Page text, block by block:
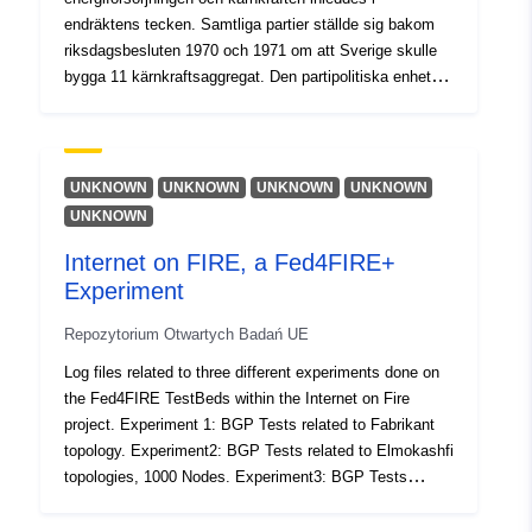
endräktens tecken. Samtliga partier ställde sig bakom
riksdagsbesluten 1970 och 1971 om att Sverige skulle
bygga 11 kärnkraftsaggregat. Den partipolitiska enheten
Oljekrisen satte ett halvår senare energifrågorna i
centrum för den politiska debatten och en intensiv
opinionsbildningsprocess inleddes. De politiska partierna
rådslagsverksamhet med sina medlemmar för att
informera om energiproblemen och pejla
partiernas energipolitiska program. I maj 1975, när
riksdagen fattade beslut om energiplanen för den
närmaste 10-årsperioden fram till 1985, avslutades den
första fasen i den politiska process som inletts två år
tidigare. Frontlinjerna var upprättade och båda sidor
hade formerat sina styrkor. Socialdemokraterna och
UNKNOWN UNKNOWN UNKNOWN
UNKNOWN
UNKNOWN
Internet on FIRE, a Fed4FIRE+
Experiment
Repozytorium Otwartych Badań UE
Log files related to three different experiments done on
the Fed4FIRE TestBeds within the Internet on Fire
project. Experiment 1: BGP Tests related to Fabrikant
topology. Experiment2: BGP Tests related to Elmokashfi
topologies, 1000 Nodes. Experiment3: BGP Tests